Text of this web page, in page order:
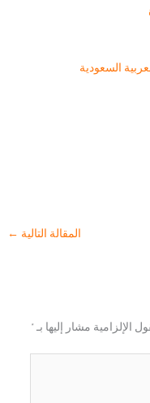
السعودية
المقالة التالية ←
الإلزامية مشار إليها بـ *